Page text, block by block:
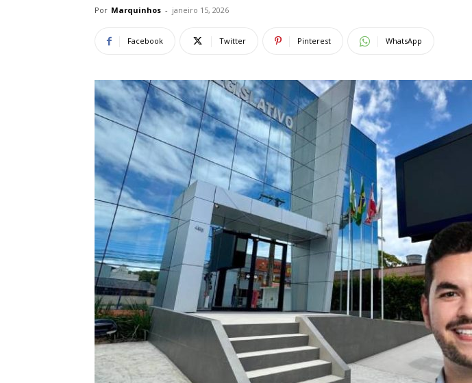
Por Marquinhos - janeiro 15, 2026
Facebook Twitter Pinterest WhatsApp